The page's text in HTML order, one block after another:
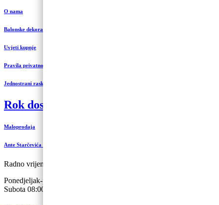
O nama
Balonske dekoracije i uređenje
Uvjeti kupnje
Pravila privatnosti
Jednostrani raskid ugovora
Rok dostave 3 do 5 radnih dana
Maloprodaja
Ante Starčevića 5-A, Koprivnica
Radno vrijeme:
Ponedjeljak-petak 09:00 – 19:00
Subota 08:00 – 13:00